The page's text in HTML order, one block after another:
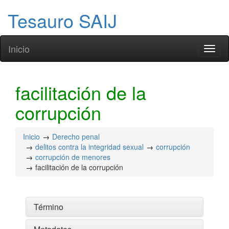
Tesauro SAIJ
Inicio
facilitación de la
corrupción
Inicio
Derecho penal
delitos contra la integridad sexual
corrupción
corrupción de menores
facilitación de la corrupción
Término